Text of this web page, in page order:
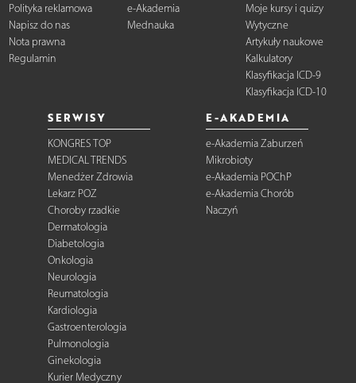
Polityka reklamowa
Napisz do nas
Nota prawna
Regulamin
e-Akademia
Mednauka
Moje kursy i quizy
Wytyczne
Artykuły naukowe
Kalkulatory
Klasyfikacja ICD-9
Klasyfikacja ICD-10
SERWISY
KONGRES TOP
MEDICAL TRENDS
Menedżer Zdrowia
Lekarz POZ
Choroby rzadkie
Dermatologia
Diabetologia
Onkologia
Neurologia
Reumatologia
Kardiologia
Gastroenterologia
Pulmonologia
Ginekologia
Kurier Medyczny
E-AKADEMIA
e-Akademia Zaburzeń
Mikrobioty
e-Akademia POChP
e-Akademia Chorób
Naczyń